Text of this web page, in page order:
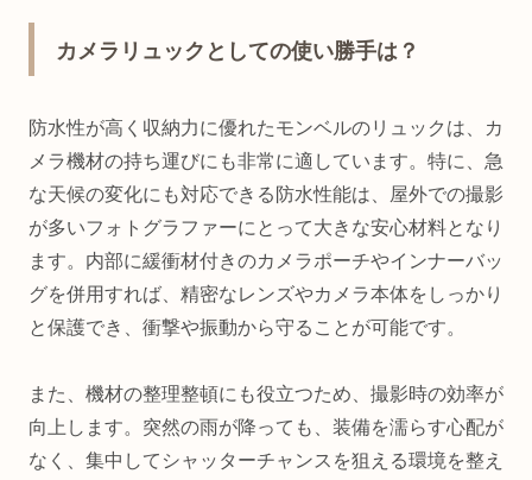
カメラリュックとしての使い勝手は？
防水性が高く収納力に優れたモンベルのリュックは、カ
メラ機材の持ち運びにも非常に適しています。特に、急
な天候の変化にも対応できる防水性能は、屋外での撮影
が多いフォトグラファーにとって大きな安心材料となり
ます。内部に緩衝材付きのカメラポーチやインナーバッ
グを併用すれば、精密なレンズやカメラ本体をしっかり
と保護でき、衝撃や振動から守ることが可能です。
また、機材の整理整頓にも役立つため、撮影時の効率が
向上します。突然の雨が降っても、装備を濡らす心配が
なく、集中してシャッターチャンスを狙える環境を整え